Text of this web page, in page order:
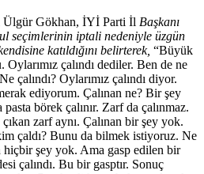
Ülgür Gökhan, İYİ Parti İl Başkanı
seçimlerinin iptali nedeniyle üzgün
katıldığını belirterek, “Büyük
Oylarımız çalındı dediler. Ben de ne
çalındı? Oylarımız çalındı diyor.
ediyorum. Çalınan ne? Bir şey
pasta börek çalınır. Zarf da çalınmaz.
zarf aynı. Çalınan bir şey yok.
çaldı? Bunu da bilmek istiyoruz. Ne
hiçbir şey yok. Ama gasp edilen bir
çalındı. Bu bir gasptır. Sonuç